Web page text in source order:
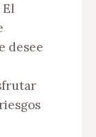
El
desee